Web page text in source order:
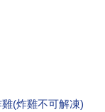
(炸雞不可解凍)